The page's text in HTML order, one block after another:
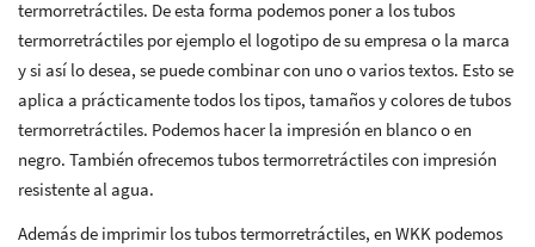
termorretráctiles. De esta forma podemos poner a los tubos
termorretráctiles por ejemplo el logotipo de su empresa o la marca
y si así lo desea, se puede combinar con uno o varios textos. Esto se
aplica a prácticamente todos los tipos, tamaños y colores de tubos
termorretráctiles. Podemos hacer la impresión en blanco o en
negro. También ofrecemos tubos termorretráctiles con impresión
resistente al agua.
Además de imprimir los tubos termorretráctiles, en WKK podemos